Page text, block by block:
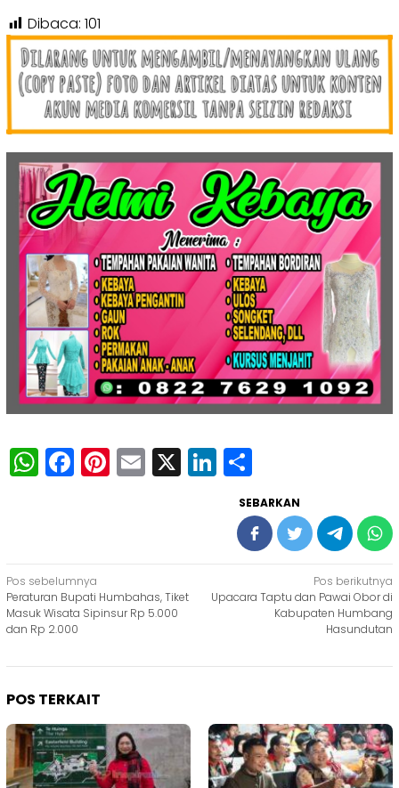
Dibaca: 101
WhatsApp
Facebook
Pinterest
Email
X LinkedIn
SEBARKAN
Navigasi
pos
Pos sebelumnya
Peraturan Bupati Humbahas, Tiket
Masuk Wisata Sipinsur Rp 5.000
dan Rp 2.000
Pos berikutnya
Upacara Taptu dan Pawai Obor di
Kabupaten Humbang
Hasundutan
POS TERKAIT